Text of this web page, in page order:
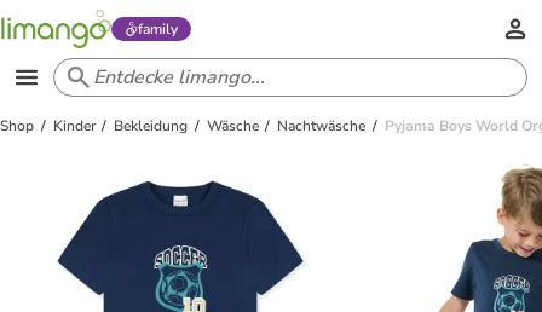
family
Shop Kinder Bekleidung Wäsche Nachtwäsche Pyjama Boys World